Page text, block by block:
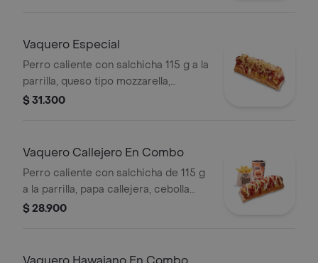
Vaquero Especial
Perro caliente con salchicha 115 g a la
parrilla, queso tipo mozzarella,
tocineta picada, papa callejera,
$ 31.300
Vaquero Callejero En Combo
Perro caliente con salchicha de 115 g
a la parrilla, papa callejera, cebolla
picada, salsa blanca, salsa de tomate
PET
$ 28.900